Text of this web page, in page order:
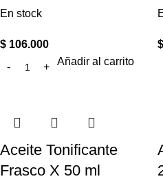
En stock
$ 106.000
Añadir al carrito
$
Aceite Tonificante
Frasco X 50 ml